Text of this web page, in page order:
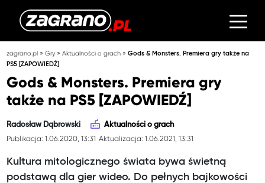
zagrano.pl »Gry»Aktualności o grach »Gods & Monsters. Premiera gry także na
PS5 [ZAPOWIEDŹ]
Gods & Monsters. Premiera gry
także na PS5 [ZAPOWIEDŹ]
Radosław Dąbrowski Aktualności o grach
Publikacja: 1.06.2020, 13:31 Aktualizacja: 1.06.2021, 13:31
Kultura mitologicznego świata bywa świetną
podstawą dla gier wideo. Do pełnych bajkowości